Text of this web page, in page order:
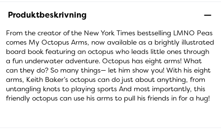
Produktbeskrivning
From the creator of the New York Times bestselling LMNO Peas
comes My Octopus Arms, now available as a brightly illustrated
board book featuring an octopus who leads little ones through
a fun underwater adventure. Octopus has eight arms! What
can they do? So many things— let him show you! With his eight
arms, Keith Baker’s octopus can do just about anything, from
untangling knots to playing sports And most importantly, this
friendly octopus can use his arms to pull his friends in for a hug!